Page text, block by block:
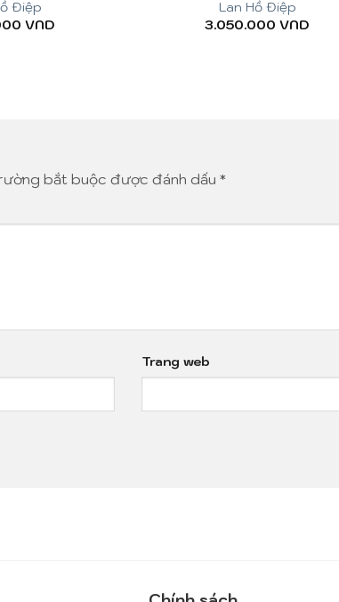
Điệp
VND
Lan Hồ Điệp
3.050.000 VND
bắt buộc được đánh dấu *
Trang web